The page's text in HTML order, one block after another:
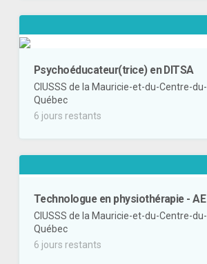
Psychoéducateur(trice) en DITSA
CIUSSS de la Mauricie-et-du-Centre-du-
Québec
6 jours restants
Technologue en physiothérapie - AE
CIUSSS de la Mauricie-et-du-Centre-du-
Québec
6 jours restants